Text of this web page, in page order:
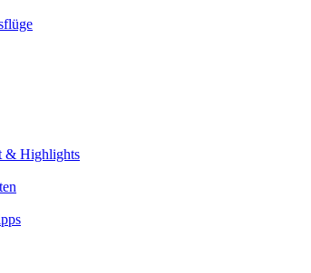
& Highlights